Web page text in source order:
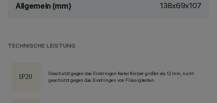
Allgemein (mm) 138x69x107
TECHNISCHE LEISTUNG
Geschützt gegen das Eindringen fester Körper größer als 12 mm, nicht
geschützt gegen das Eindringen von Flüssigkeiten.